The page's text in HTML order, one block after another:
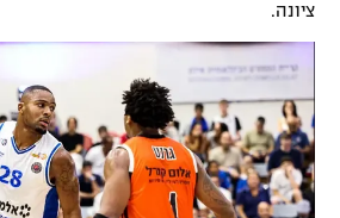
תנאי שימוש
מדיניות פרטיות
תקנון פעילות ספורט 1
ספורט אתגרי ואקסטרים
אומנויות לחימה
גיימינג E-Sports
ציונה.